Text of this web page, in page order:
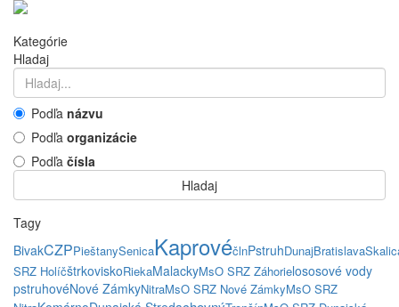
Kategórie
Hladaj
Podľa názvu
Podľa organizácie
Podľa čísla
Hladaj
Tagy
BivakCZPPieštanySenicaKaprovéčlnPstruhDunajBratislava
SRZ HolíčštrkoviskoRiekaMalackyMsO SRZ Záhorielososové vody
pstruhovéNové ZámkyNitraMsO SRZ Nové ZámkyMsO SRZ